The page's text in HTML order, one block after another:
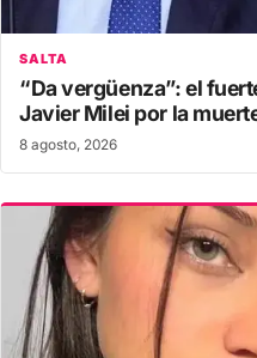
SALTA
“Da vergüenza”: el
Javier Milei por la
8 agosto, 2026